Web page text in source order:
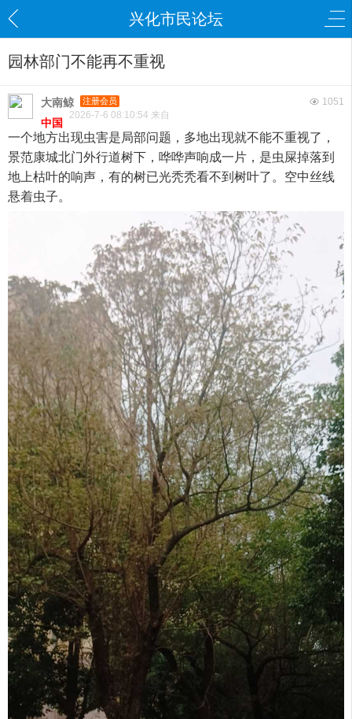
兴化市民论坛
园林部门不能再不重视
1051
大南鲸 注册会员
2026-7-6 08:10:54 来自
中国
一个地方出现虫害是局部问题，多地出现就不能不重视了，
景范康城北门外行道树下，哗哗声响成一片，是虫屎掉落到
地上枯叶的响声，有的树已光秃秃看不到树叶了。空中丝线
悬着虫子。